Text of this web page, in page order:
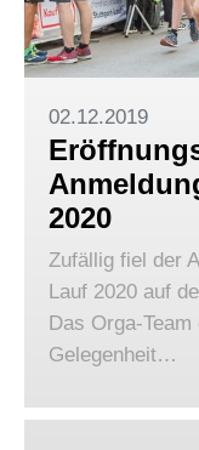
02.12.2019
2020
Zufällig fiel der
Lauf 2020 auf
Das Orga-
Gelegenheit…